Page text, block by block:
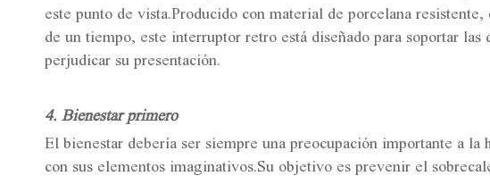
este punto de vista.Producido con material de porcelana
de un tiempo, este interruptor retro está diseñado para soportar
perjudicar su presentación.
4. Bienestar primero
El bienestar debería ser siempre una preocupación importante a
con sus elementos imaginativos.Su objetivo es prevenir el